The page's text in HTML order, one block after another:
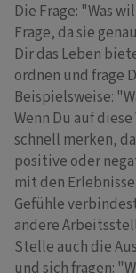
Die Frage: "Was
Frage, da sie
Dir das Leben
ordnen und frage
Beispielsweise:
Wenn Du auf
schnell merken,
positive oder
mit den
Gefühle
andere
Stelle auch die